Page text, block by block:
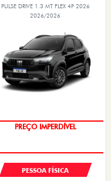
PULSE DRIVE 1.3 MT FLEX 4P 2026
2026/2026
OPORTUNIDADE
PESSOA FÍSICA